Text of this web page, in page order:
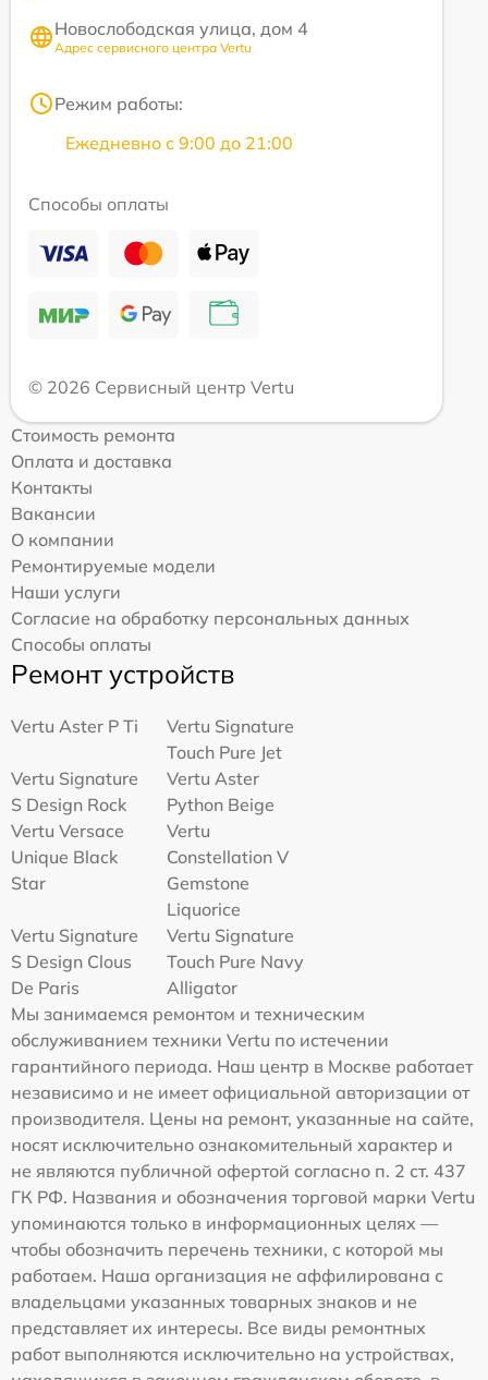
Новослободская улица, дом 4
Адрес сервисного центра Vertu
Режим работы:
Ежедневно с 9:00 до 21:00
Способы оплаты
© 2026 Сервисный центр Vertu
Стоимость ремонта
Оплата и доставка
Контакты
Вакансии
О компании
Ремонтируемые модели
Наши услуги
Согласие на обработку персональных данных
Способы оплаты
Ремонт устройств
Vertu Aster P Ti
Vertu Signature
Touch Pure Jet
Vertu Signature
S Design Rock
Vertu Aster
Python Beige
Vertu Versace
Unique Black
Star
Vertu
Constellation V
Gemstone
Liquorice
Vertu Signature
S Design Clous
De Paris
Vertu Signature
Touch Pure Navy
Alligator
Мы занимаемся ремонтом и техническим
обслуживанием техники Vertu по истечении
гарантийного периода. Наш центр в Москве работает
независимо и не имеет официальной авторизации от
производителя. Цены на ремонт, указанные на сайте,
носят исключительно ознакомительный характер и
не являются публичной офертой согласно п. 2 ст. 437
ГК РФ. Названия и обозначения торговой марки Vertu
упоминаются только в информационных целях —
чтобы обозначить перечень техники, с которой мы
работаем. Наша организация не аффилирована с
владельцами указанных товарных знаков и не
представляет их интересы. Все виды ремонтных
работ выполняются исключительно на устройствах,